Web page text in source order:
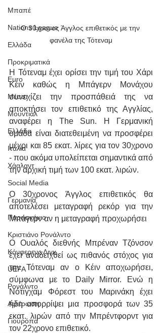
Μπαπέ
Nations League
Ελλάδα
Προκριματικά
Euro
Μέσσι
Μουντιάλ
Ελλάδα
Ιταλία
Χάαλαντ
Social Media
Γερμανία
Παρασκήνιο
Κριστιάνο Ρονάλντο
Κόνφερενς Λιγκ
UEFA
Ρονάλντο
Αφιέρωση
Γιουρόπα
Ο 30χρονος Άγγλος επιθετικός με την
φανέλα της Τότεναμ
Η Τότεναμ έχει ορίσει την τιμή του Χάρι
Κέιν καθώς η Μπάγερν Μονάχου
συνεχίζει την προσπάθειά της να
αποκτήσει τον επιθετικό της Αγγλίας,
αναφέρει η The Sun. Η Γερμανική
ομάδα είναι διατεθειμένη να προσφέρει
μέχρι και 85 εκατ. λίρες για τον 30χρονο
- που ακόμα υπολείπεται σημαντικά από
την αρχική τιμή των 100 εκατ. λιρών.
Ο 30χρονος Άγγλος επιθετικός θα
αποτελέσει μεταγραφή ρεκόρ για την
Μπάγερν αν η μεταγραφή προχωρήσει
Ο Ουαλός διεθνής Μπρέναν Τζόνσον
έχει αναδειχθεί ως πιθανός στόχος για
την Τότεναμ αν ο Κέιν αποχωρήσει,
σύμφωνα με το Daily Mirror. Ενώ η
Νότιγχαμ Φόρεστ του Μαρινάκη έχει
ήδη απορρίψει μια προσφορά των 35
εκατ. λιρών από την Μπρέντφορντ για
τον 22χρονο επιθετικό.